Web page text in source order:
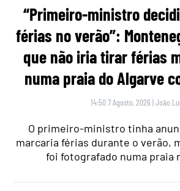
“Primeiro-ministro
férias no verão”:
que não iria tirar férias
numa praia do Algarve
14:50 7 Agosto, 2026 |João
O primeiro-ministro tinha
marcaria férias durante o verão,
foi fotografado numa praia